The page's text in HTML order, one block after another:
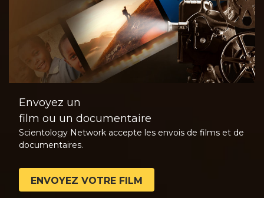
Envoyez un
film ou un documentaire
Scientology Network accepte les envois de films et de
documentaires.
ENVOYEZ VOTRE FILM